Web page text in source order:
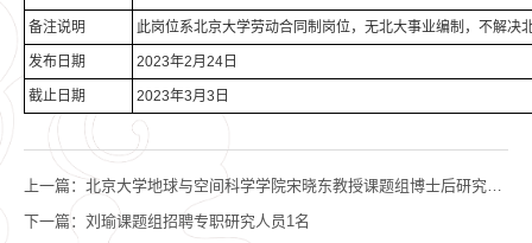
备注说明 此岗位系北京大学劳动合同制岗位，无北大事业编制，不解决
发布日期 2023年2月24日
截止日期 2023年3月3日
上一篇： 北京大学地球与空间科学学院宋晓东教授课题组博士后研究人员招聘启事
下一篇： 刘瑜课题组招聘专职研究人员1名